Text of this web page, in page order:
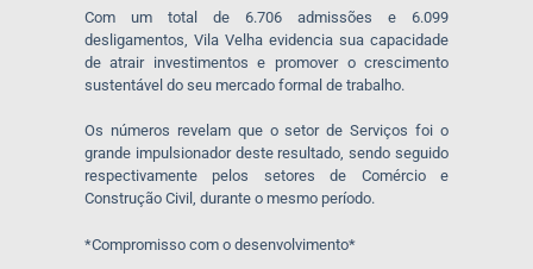
Com um total de 6.706 admissões e 6.099
desligamentos, Vila Velha evidencia sua capacidade
de atrair investimentos e promover o crescimento
sustentável do seu mercado formal de trabalho.
Os números revelam que o setor de Serviços foi o
grande impulsionador deste resultado, sendo seguido
respectivamente pelos setores de Comércio e
Construção Civil, durante o mesmo período.
*Compromisso com o desenvolvimento*